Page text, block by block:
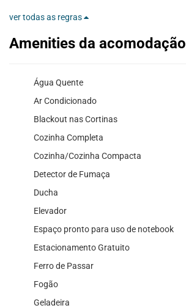
ver todas as regras
Amenities da acomodação
Água Quente
Ar Condicionado
Blackout nas Cortinas
Cozinha Completa
Cozinha/Cozinha Compacta
Detector de Fumaça
Ducha
Elevador
Espaço pronto para uso de notebook
Estacionamento Gratuito
Ferro de Passar
Fogão
Geladeira